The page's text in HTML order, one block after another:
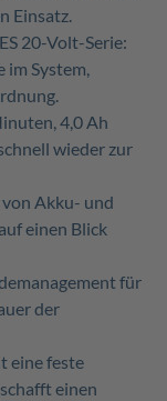
Einsatz.
20-Volt-Serie:
im System,
4,0 Ah
wieder zur
Akku- und
einen Blick
für
der
eine feste
einen